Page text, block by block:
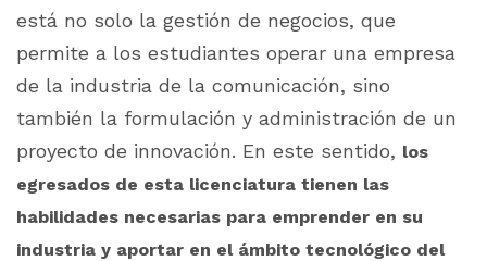
está no solo la gestión de negocios, que
permite a los estudiantes operar una empresa
de la industria de la comunicación, sino
también la formulación y administración de un
proyecto de innovación. En este sentido, los
egresados de esta licenciatura tienen las
habilidades necesarias para emprender en su
industria y aportar en el ámbito tecnológico del